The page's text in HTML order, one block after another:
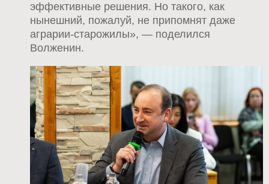
эффективные решения. Но такого, как
нынешний, пожалуй, не припомнят даже
аграрии-старожилы», — поделился
Волженин.